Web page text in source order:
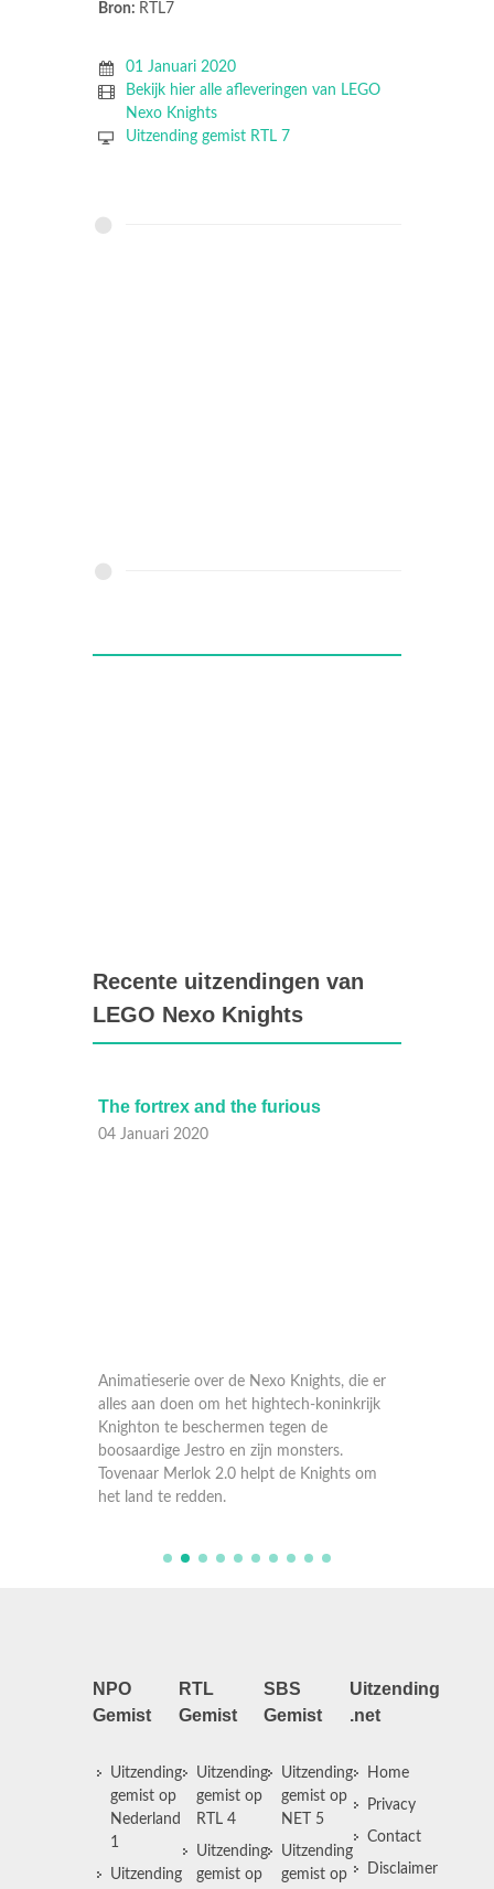
Bron: RTL7
01 Januari 2020
Bekijk hier alle afleveringen van LEGO
Nexo Knights
Uitzending gemist RTL 7
Recente uitzendingen van
LEGO Nexo Knights
The fortrex and the furious
04 Januari 2020
Animatieserie over de Nexo Knights, die er
alles aan doen om het hightech-koninkrijk
Knighton te beschermen tegen de
boosaardige Jestro en zijn monsters.
Tovenaar Merlok 2.0 helpt de Knights om
het land te redden.
NPO
Gemist
Uitzending
gemist op
Nederland
1
Uitzending
RTL
Gemist
Uitzending
gemist op
RTL 4
Uitzending
gemist op
SBS
Gemist
Uitzending
gemist op
NET 5
Uitzending
gemist op
Uitzending
.net
Home
Privacy
Contact
Disclaimer